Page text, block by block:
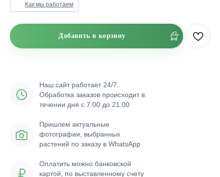
Как мы работаем
Добавить в корзину
Наш сайт работает 24/7.
Обработка заказов происходит в
течении дня с 7:00 до 21:00
Пришлем актуальные
фотографии, выбранных
растений по заказу в WhatsApp
Оплатить можно банковской
картой, по выставленному счету